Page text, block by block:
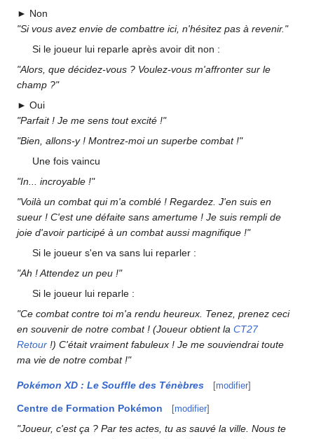
► Non
"Si vous avez envie de combattre ici, n'hésitez pas à revenir."
Si le joueur lui reparle après avoir dit non :
"Alors, que décidez-vous ? Voulez-vous m'affronter sur le
champ ?"
► Oui
"Parfait ! Je me sens tout excité !"
"Bien, allons-y ! Montrez-moi un superbe combat !"
Une fois vaincu
"In... incroyable !"
"Voilà un combat qui m'a comblé ! Regardez. J'en suis en
sueur ! C'est une défaite sans amertume ! Je suis rempli de
joie d'avoir participé à un combat aussi magnifique !"
Si le joueur s'en va sans lui reparler :
"Ah ! Attendez un peu !"
Si le joueur lui reparle :
"Ce combat contre toi m'a rendu heureux. Tenez, prenez ceci
en souvenir de notre combat ! (Joueur obtient la CT27
Retour !) C'était vraiment fabuleux ! Je me souviendrai toute
ma vie de notre combat !"
Pokémon XD : Le Souffle des Ténèbres [modifier]
Centre de Formation Pokémon [modifier]
"Joueur, c'est ça ? Par tes actes, tu as sauvé la ville. Nous te